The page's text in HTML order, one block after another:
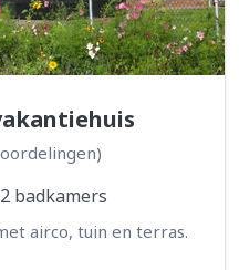
)
badkamers
airco, tuin en terras.